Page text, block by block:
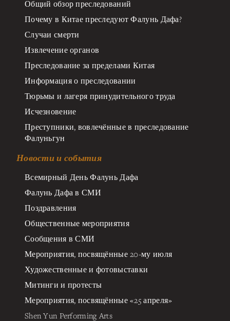
Общий обзор преследований
Почему в Китае преследуют Фалунь Дафа?
Случаи смерти
Извлечение органов
Преследование за пределами Китая
Информация о преследовании
Тюрьмы и лагеря принудительного труда
Исчезновение
Преступники, вовлечённые в преследование
Фалуньгун
Новости и события
Всемирный День Фалунь Дафа
Фалунь Дафа в СМИ
Поздравления
Общественные мероприятия
Сообщения в СМИ
Мероприятия, посвящённые 20-му июля
Художественные и фотовыставки
Митинги и протесты
Мероприятия, посвящённые «25 апреля»
Shen Yun Performing Arts